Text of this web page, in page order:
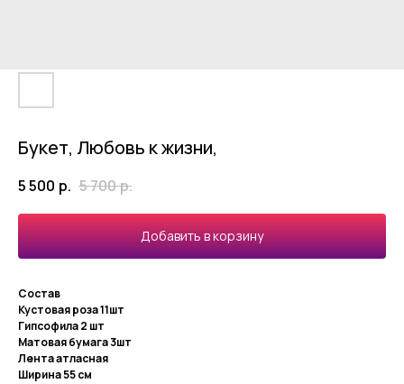
Букет, Любовь к жизни,
5 500 р. 5 700р.
Добавить в корзину
Состав
Кустовая роза 11шт
Гипсофила 2 шт
Матовая бумага 3шт
Лента атласная
Ширина 55 см